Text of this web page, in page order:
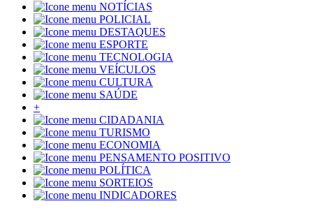
NOTÍCIAS
POLICIAL
DESTAQUES
ESPORTE
TECNOLOGIA
VEÍCULOS
CULTURA
SAÚDE
+
CIDADANIA
TURISMO
ECONOMIA
PENSAMENTO POSITIVO
POLÍTICA
SORTEIOS
INDICADORES